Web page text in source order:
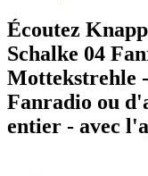
Écoutez
Schalke 04
Mottekstrehle
Fanradio ou
entier - avec